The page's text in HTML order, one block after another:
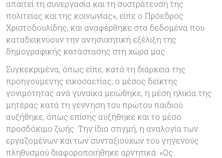
απαιτεί τη συνεργασία και τη συστράτευση της
πολιτείας και της κοινωνίας», είπε ο Πρόεδρος
Χριστοδουλίδης, και αναφέρθηκε στα δεδομένα που
καταδεικνύουν την ανησυχητική εξέλιξη της
δημογραφικής κατάστασης στη χώρα μας.
Συγκεκριμένα, όπως είπε, κατά τη διάρκεια της
προηγούμενης εικοσαετίας, ο μέσος δείκτης
γονιμότητας ανά γυναίκα μειώθηκε, η μέση ηλικία της
μητέρας κατά τη γέννηση του πρώτου παιδιού
αυξήθηκε, όπως επίσης αυξήθηκε και το μέσο
προσδόκιμο ζωής. Την ίδια στιγμή, η αναλογία των
εργαζομένων και των συνταξιούχων του γηγενούς
πληθυσμού διαφοροποιήθηκε αρνητικά. «Ως